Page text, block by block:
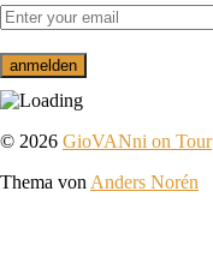
© 2026 GioVANni on Tour
Thema von Anders Norén